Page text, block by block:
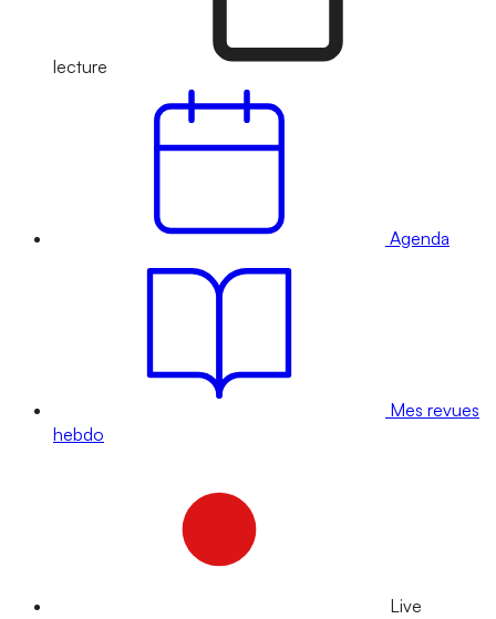
lecture
Agenda
Mes revues
hebdo
Live